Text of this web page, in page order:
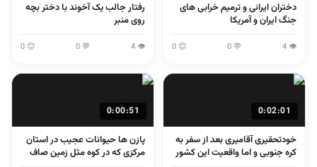
دختران ایرانی و ترمیم خرابی های
جنگ ایران و آمریکا
👁 4
💬 0
😊 0
رفتار جالب یک آخوند با دختر بچه
روی منبر
👁 4
💬 0
😊 0
0:02:01
خودتحقیری آقامیری بعد از سفر به
کره جنوبی و اما واقعیت این کشور
0:00:51
پازن ها حیوانات عجیب در استان
مرکزی که در کوه مثل زمین صاف